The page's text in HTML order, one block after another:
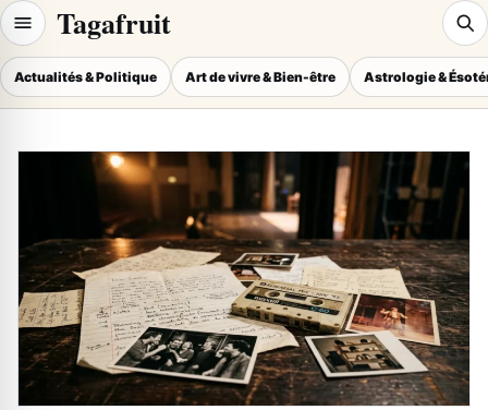
Tagafruit
Actualités & Politique Art de vivre & Bien-être Astrologie &